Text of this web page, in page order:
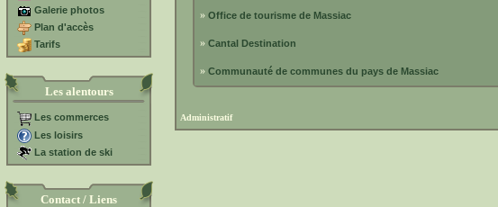
Galerie photos
Plan d'accès
Tarifs
Les alentours
Les commerces
Les loisirs
La station de ski
Contact / Liens
» Office de tourisme de Massiac
» Cantal Destination
» Communauté de communes du pays de Massiac
Administratif